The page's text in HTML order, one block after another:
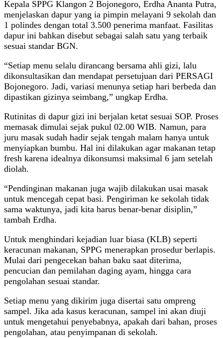
Kepala SPPG Klangon 2 Bojonegoro, Erdha Ananta Putra,
menjelaskan dapur yang ia pimpin melayani 9 sekolah dan
1 polindes dengan total 3.500 penerima manfaat. Fasilitas
dapur ini bahkan disebut sebagai salah satu yang terbaik
sesuai standar BGN.
“Setiap menu selalu dirancang bersama ahli gizi, lalu
dikonsultasikan dan mendapat persetujuan dari PERSAGI
Bojonegoro. Jadi, variasi menunya setiap hari berbeda dan
dipastikan gizinya seimbang,” ungkap Erdha.
Rutinitas di dapur gizi ini berjalan ketat sesuai SOP. Proses
memasak dimulai sejak pukul 02.00 WIB. Namun, para
juru masak sudah hadir sejak tengah malam hanya untuk
menyiapkan bumbu. Hal ini dilakukan agar makanan tetap
fresh karena idealnya dikonsumsi maksimal 6 jam setelah
diolah.
“Pendinginan makanan juga wajib dilakukan usai masak
untuk mencegah cepat basi. Pengiriman ke sekolah tidak
sama waktunya, jadi kita harus benar-benar disiplin,”
tambah Erdha.
Untuk menghindari kejadian luar biasa (KLB) seperti
keracunan makanan, SPPG menerapkan prosedur berlapis.
Mulai dari pengecekan bahan baku saat diterima,
pencucian dan pemilahan daging ayam, hingga cara
pengolahan sesuai standar.
Setiap menu yang dikirim juga disertai satu ompreng
sampel. Jika ada kasus keracunan, sampel ini akan diuji
untuk mengetahui penyebabnya, apakah dari bahan, proses
pengolahan, atau penyimpanan di sekolah.